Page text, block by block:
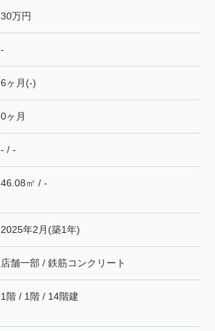
30万円
-
6ヶ月(-)
0ヶ月
- / -
46.08㎡ / -
2025年2月(築1年)
店舗一部 / 鉄筋コンクリート
1階 / 1階 / 14階建